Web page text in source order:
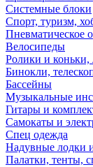
Системные блоки
Спорт, туризм,
Пневматическое
Велосипеды
Ролики и
Бинокли,
Бассейны
Музыкальные
Гитары и
Самокаты и
Спец одежда
Надувные лодки
Палатки, тенты,